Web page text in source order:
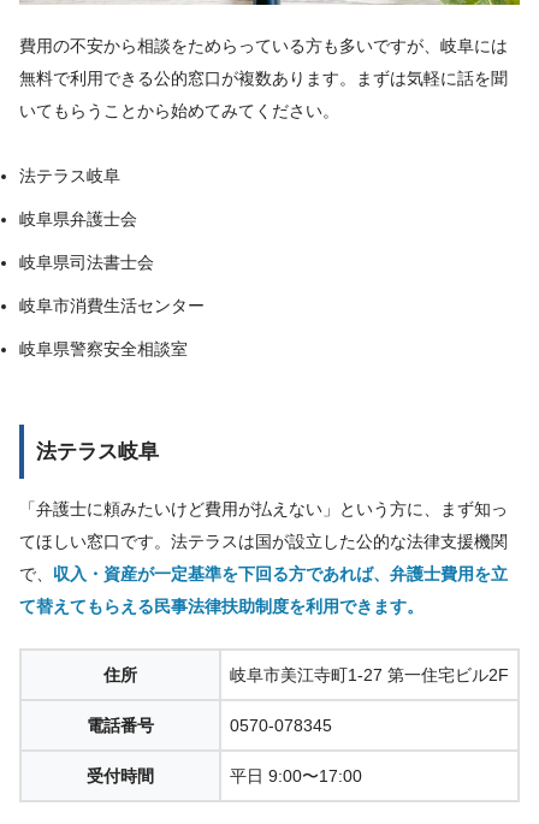
費用の不安から相談をためらっている方も多いですが、岐阜には
無料で利用できる公的窓口が複数あります。まずは気軽に話を聞
いてもらうことから始めてみてください。
法テラス岐阜
岐阜県弁護士会
岐阜県司法書士会
岐阜市消費生活センター
岐阜県警察安全相談室
法テラス岐阜
「弁護士に頼みたいけど費用が払えない」という方に、まず知っ
てほしい窓口です。法テラスは国が設立した公的な法律支援機関
で、 収入・資産が一定基準を下回る方であれば、弁護士費用を立
て替えてもらえる民事法律扶助制度を利用できます。
住所 岐阜市美江寺町1-27 第一住宅ビル2F
電話番号 0570-078345
受付時間 平日 9:00〜17:00